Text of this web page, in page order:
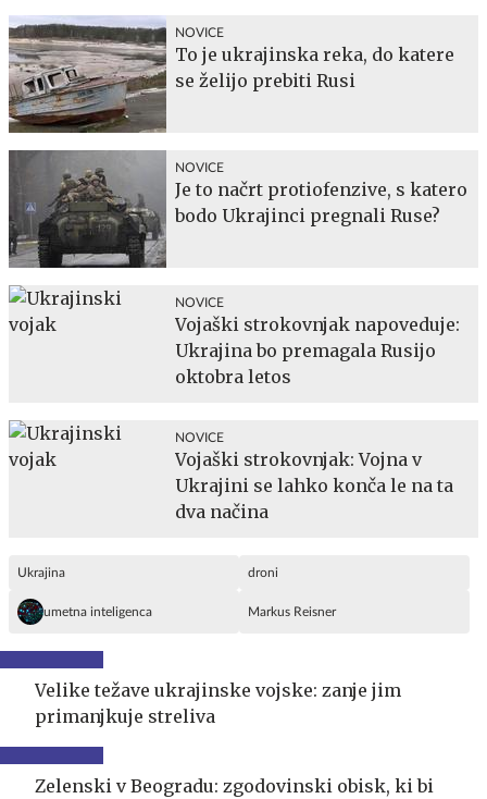
NOVICE
To je ukrajinska reka, do katere
se želijo prebiti Rusi
NOVICE
Je to načrt protiofenzive, s katero
bodo Ukrajinci pregnali Ruse?
NOVICE
Vojaški strokovnjak napoveduje:
Ukrajina bo premagala Rusijo
oktobra letos
NOVICE
Vojaški strokovnjak: Vojna v
Ukrajini se lahko konča le na ta
dva načina
Ukrajina droni
umetna inteligenca Markus Reisner
Velike težave ukrajinske vojske: zanje jim
primanjkuje streliva
Zelenski v Beogradu: zgodovinski obisk, ki bi